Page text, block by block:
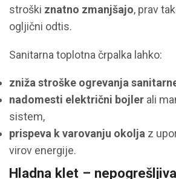
stroški znatno zmanjšajo, prav
ogljični odtis.
Sanitarna toplotna črpalka lahko:
zniža stroške ogrevanja
nadomesti električni bojler ali
sistem,
prispeva k varovanju okolja z
virov energije.
Hladna klet –